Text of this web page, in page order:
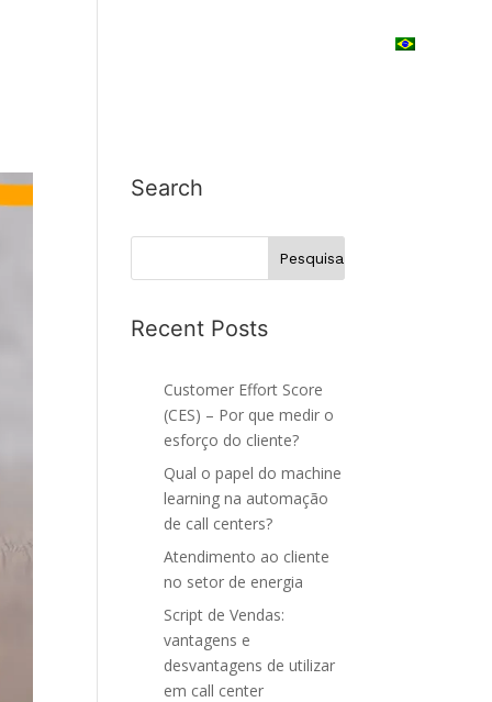
Search
Recent Posts
Customer Effort Score
(CES) – Por que medir o
esforço do cliente?
Qual o papel do machine
learning na automação
de call centers?
Atendimento ao cliente
no setor de energia
Script de Vendas:
vantagens e
desvantagens de utilizar
em call center